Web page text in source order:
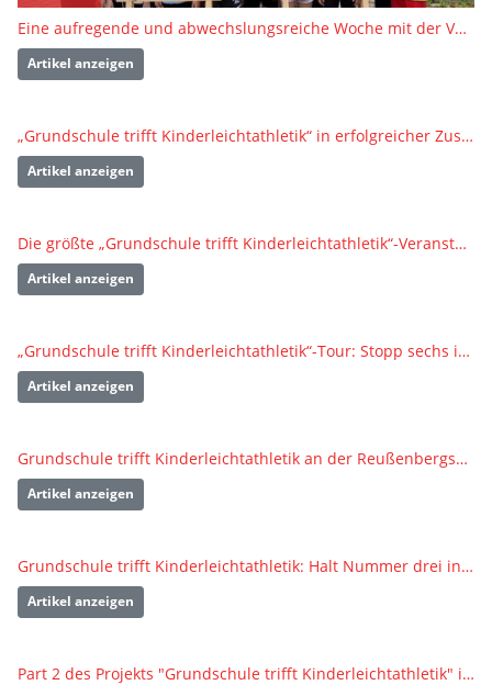
Eine aufregende und abwechslungsreiche Woche mit der Veranstaltung „Grundschule trifft Kinderleichtathletik“
Artikel anzeigen
„Grundschule trifft Kinderleichtathletik“ in erfolgreicher Zusammenarbeit mit dem TSV Blaustein
Artikel anzeigen
Die größte „Grundschule trifft Kinderleichtathletik“-Veranstaltung 2024 in Rutesheim
Artikel anzeigen
„Grundschule trifft Kinderleichtathletik“-Tour: Stopp sechs in Mühlacker
Artikel anzeigen
Grundschule trifft Kinderleichtathletik an der Reußenbergschule Tiefenbach
Artikel anzeigen
Grundschule trifft Kinderleichtathletik: Halt Nummer drei in Leonberg
Artikel anzeigen
Part 2 des Projekts "Grundschule trifft Kinderleichtathletik" in Ludwigsburg